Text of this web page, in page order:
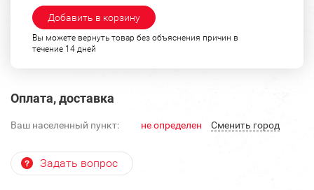
Добавить в корзину
Вы можете вернуть товар без объяснения причин в
течение 14 дней
Оплата, доставка
Ваш населенный пункт: не определен Cменить город
Задать вопрос